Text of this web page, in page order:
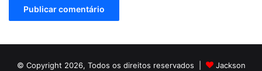
© Copyright 2026, Todos os direitos reservados | Jackson